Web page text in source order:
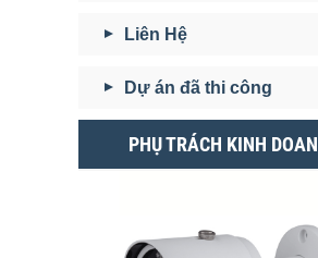
Liên Hệ
Dự án đã thi công
PHỤ TRÁCH KINH